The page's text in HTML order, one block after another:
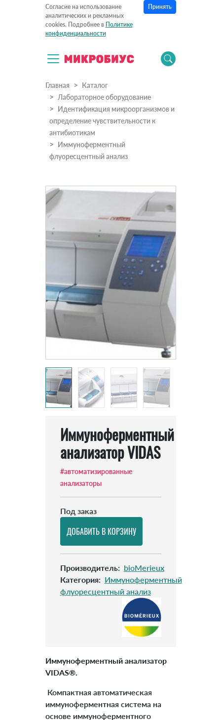
Согласие на использование
аналитических и рекламных
cookies. Подробнее в Политике
конфиденциальности
Принять
Главная
Каталог
Лабораторное оборудование
Идентификация микроорганизмов и
определение чувствительности к
антибиотикам
Иммуноферментный
флуоресцентный анализ
Иммуноферментный
анализатор VIDAS
#автоматизированные
анализаторы
Под заказ
Производитель: bioMerieux
Категория: Иммуноферментный
флуоресцентный анализ
Иммуноферментный анализатор
VIDAS®.
Компактная автоматическая
иммуноферментная система на
основе иммуноферментного